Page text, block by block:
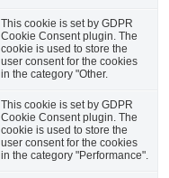
This cookie is set by GDPR
Cookie Consent plugin. The
cookie is used to store the
user consent for the cookies
in the category "Other.
This cookie is set by GDPR
Cookie Consent plugin. The
cookie is used to store the
user consent for the cookies
in the category "Performance".